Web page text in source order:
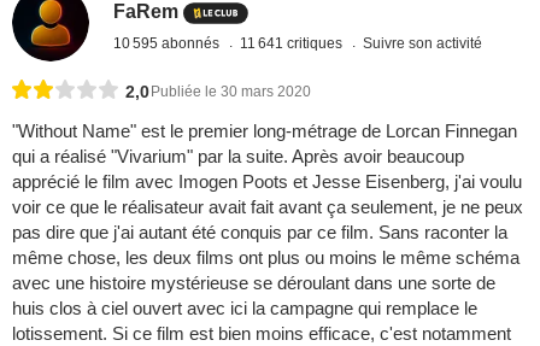
FaRem
10 595 abonnés 11 641 critiques Suivre son activité
2,0 Publiée le 30 mars 2020
"Without Name" est le premier long-métrage de Lorcan Finnegan
qui a réalisé "Vivarium" par la suite. Après avoir beaucoup
apprécié le film avec Imogen Poots et Jesse Eisenberg, j'ai voulu
voir ce que le réalisateur avait fait avant ça seulement, je ne peux
pas dire que j'ai autant été conquis par ce film. Sans raconter la
même chose, les deux films ont plus ou moins le même schéma
avec une histoire mystérieuse se déroulant dans une sorte de
huis clos à ciel ouvert avec ici la campagne qui remplace le
lotissement. Si ce film est bien moins efficace, c'est notamment